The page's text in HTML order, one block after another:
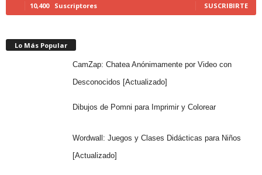
10,400 Suscriptores SUSCRIBIRTE
Lo Más Popular
CamZap: Chatea Anónimamente por Video con
Desconocidos [Actualizado]
Dibujos de Pomni para Imprimir y Colorear
Wordwall: Juegos y Clases Didácticas para Niños
[Actualizado]